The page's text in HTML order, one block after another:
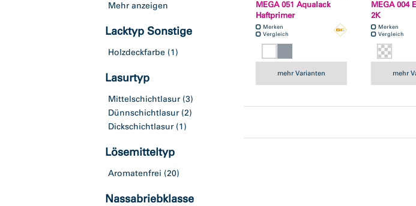
Mehr anzeigen
Lacktyp Sonstige
Holzdeckfarbe (1)
Lasurtyp
Mittelschichtlasur (3)
Dünnschichtlasur (2)
Dickschichtlasur (1)
Lösemitteltyp
Aromatenfrei (20)
Nassabriebklasse
MEGA 051 Aqualack
Haftprimer
Merken
Vergleich
mehr Varianten
MEGA 004
2K
Merken
Vergleich
mehr